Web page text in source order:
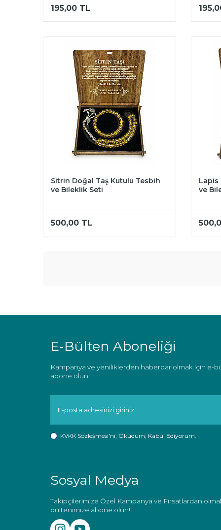
195,00 TL
Sitrin Doğal Taş Kutulu Tesbih
ve Bileklik Seti
500,00 TL
Lapis
ve
E-Bülten Aboneliği
Kampanya ve yeniliklerden haberdar olmak için e-
abone olun!
KVKK Sözleşmesi'ni, Okudum, Kabul Ediyorum.
Sosyal Medya
Takipçilerimize Özel Kampanya ve Fırsatlardan
bültenimize abone olun!